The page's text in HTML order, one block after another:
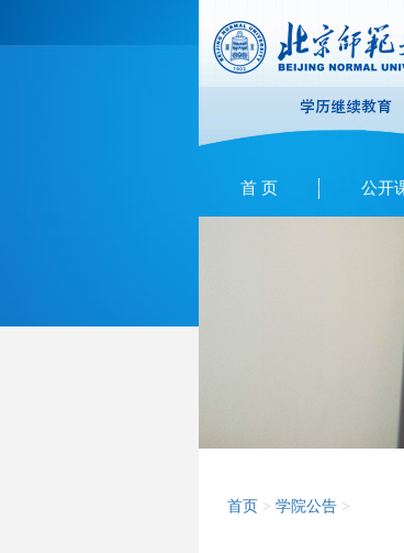
首 页 公开
首页 > 学院公告 >